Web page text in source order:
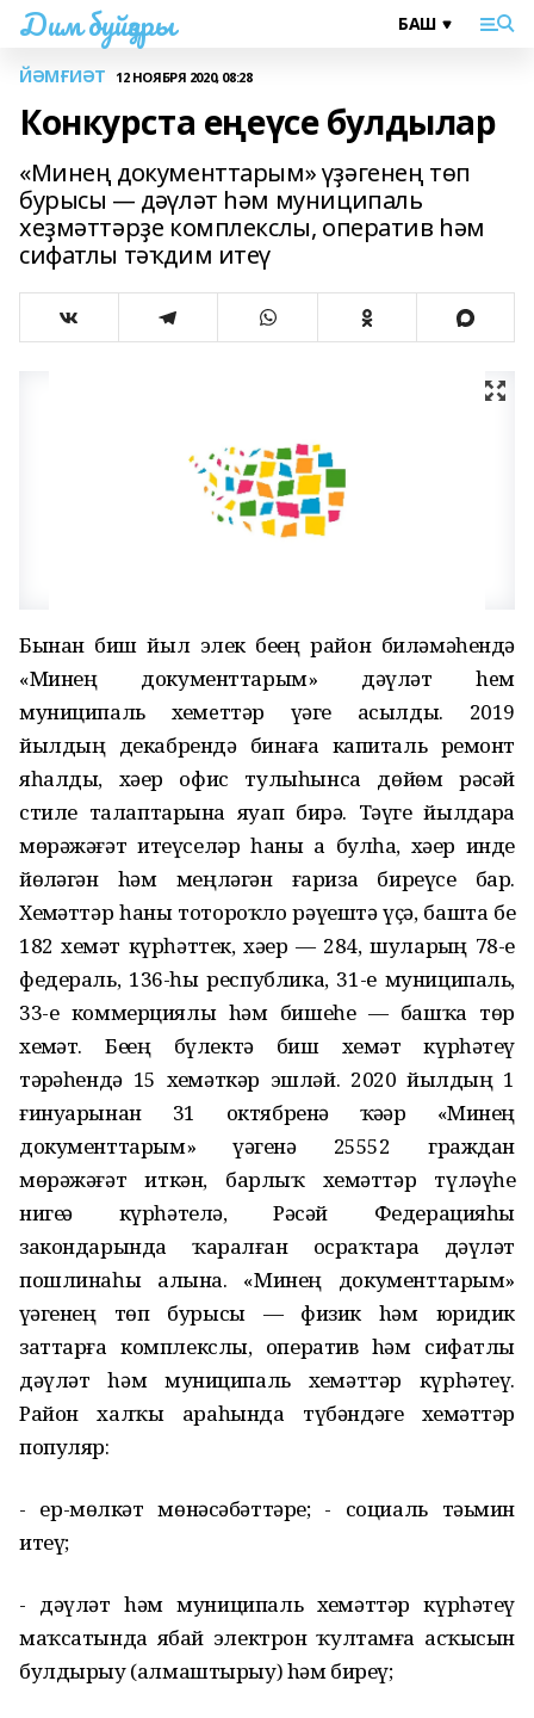
Дим буйҙары
ЙӘМҒИӘТ 12 НОЯБРЯ 2020, 08:28
Конкурста еңеүсе булдылар
«Минең документтарым» үҙәгенең төп
бурысы — дәүләт hәм муниципаль
хеҙмәттәрҙе комплекслы, оператив hәм
сифатлы тәҡдим итеү
Бынан биш йыл элек беҙҙең район биләмәһендә
«Минең документтарым» дәүләт heм
муниципаль хеҙмeттәр үҙәге асылды. 2019
йылдың декабрендә бинаға капиталь ремонт
яһалды, хәҙер офис тулыһынса дөйөм рәсәй
стиле талаптарына яуап бирә. Тәүге йылдарҙа
мөрәжәғәт итеүселәр һаны аҙ булһа, хәҙер инде
йөҙләгән hәм меңләгән ғариза биреүсе бар.
Хеҙмәттәр һаны тотороҡло рәүештә үҫә, башта беҙ
182 хеҙмәт күрһәттек, хәҙер — 284, шуларҙың 78-е
федераль, 136-һы республика, 31-е муниципаль,
33-е коммерциялы hәм бишеһе — башҡа төр
хеҙмәт. Беҙҙең бүлектә биш хеҙмәт күрһәтеү
тәҙрәһендә 15 хеҙмәткәр эшләй. 2020 йылдың 1
ғинуарынан 31 октябренә ҡәҙәр «Минең
документтарым» үҙәгенә 25552 граждан
мөрәжәғәт иткән, барлыҡ хеҙмәттәр түләүһеҙ
нигеҙҙә күрһәтелә, Рәсәй Федерацияһы
закондарында ҡаралған осраҡтарҙа дәүләт
пошлинаһы алына. «Минең документтарым»
үҙәгенең төп бурысы — физик hәм юридик
заттарға комплекслы, оператив hәм сифатлы
дәүләт hәм муниципаль хеҙмәттәр күрһәтеү.
Район халҡы араһында түбәндәге хеҙмәттәр
популяр:
- ер-мөлкәт мөнәсәбәттәре; - социаль тәьмин
итеү;
- дәүләт hәм муниципаль хеҙмәттәр күрһәтеү
маҡсатында ябай электрон ҡултамға асҡысын
булдырыу (алмаштырыу) hәм биреү;